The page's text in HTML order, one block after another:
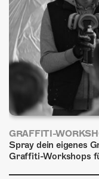
GRAFFITI-
Spray dein eigenes
Graffiti-Workshops